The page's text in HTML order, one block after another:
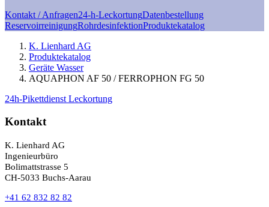
Kontakt / Anfragen24-h-LeckortungDatenbestellung
ReservoirreinigungRohrdesinfektionProduktekatalog
K. Lienhard AG
Produktekatalog
Geräte Wasser
AQUAPHON AF 50 / FERROPHON FG 50
24h-Pikettdienst Leckortung
Kontakt
K. Lienhard AG
Ingenieurbüro
Bolimattstrasse 5
CH-5033 Buchs-Aarau
+41 62 832 82 82